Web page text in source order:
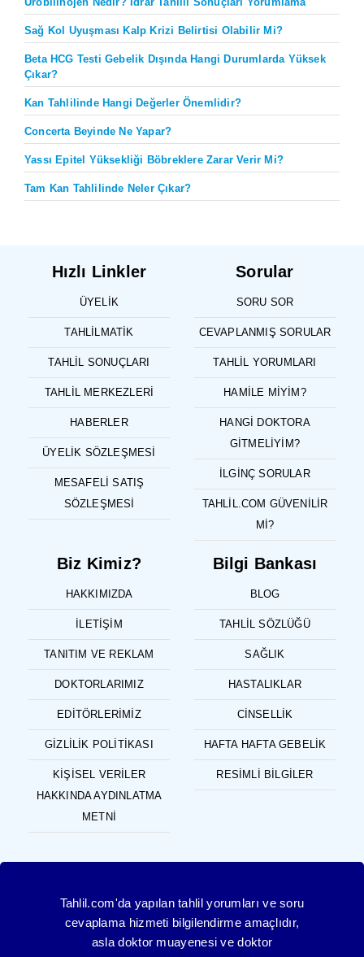
Sağ Kol Uyuşması Kalp Krizi Belirtisi Olabilir Mi?
Beta HCG Testi Gebelik Dışında Hangi Durumlarda Yüksek
Çıkar?
Kan Tahlilinde Hangi Değerler Önemlidir?
Concerta Beyinde Ne Yapar?
Yassı Epitel Yüksekliği Böbreklere Zarar Verir Mi?
Tam Kan Tahlilinde Neler Çıkar?
Hızlı Linkler
ÜYELIK
TAHLILMATIK
TAHLIL SONUÇLARI
TAHLIL MERKEZLERI
HABERLER
ÜYELIK SÖZLEŞMESI
MESAFELI SATIŞ
SÖZLEŞMESI
Sorular
SORU SOR
CEVAPLANMIŞ SORULAR
TAHLIL YORUMLARI
HAMILE MIYIM?
HANGI DOKTORA
GITMELIYIM?
İLGINÇ SORULAR
TAHLIL.COM GÜVENILIR
MI?
Biz Kimiz?
HAKKIMIZDA
İLETIŞIM
TANITIM VE REKLAM
DOKTORLARIMIZ
EDITÖRLERIMIZ
GIZLILIK POLITIKASI
KIŞISEL VERILER
HAKKINDA AYDINLATMA
METNI
Bilgi Bankası
BLOG
TAHLIL SÖZLÜĞÜ
SAĞLIK
HASTALIKLAR
CINSELLIK
HAFTA HAFTA GEBELIK
RESIMLI BILGILER
Tahlil.com'da yapılan tahlil yorumları ve soru
cevaplama hizmeti bilgilendirme amaçlıdır,
asla doktor muayenesi ve doktor